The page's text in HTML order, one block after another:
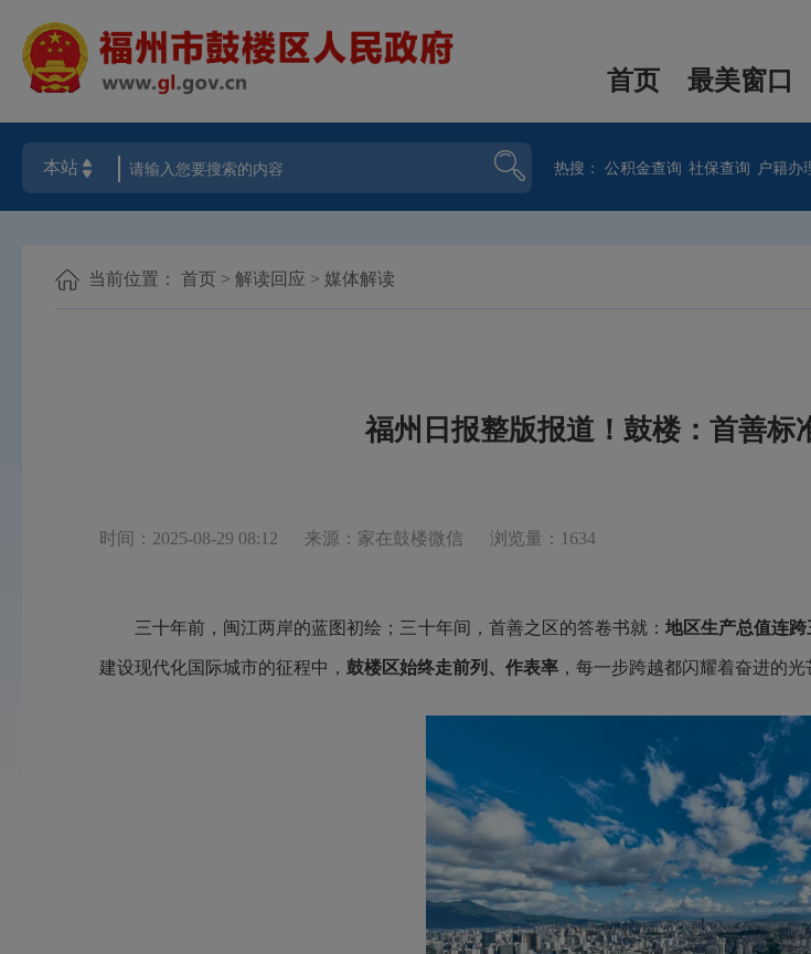
首页 最美窗口
热搜：公积金查询 社保查询 户籍办
当前位置： 首页 > 解读回应 > 媒体解读
福州日报整版报道！鼓楼：首善标
时间：2025-08-29 08:12 来源：家在鼓楼微信 浏览量：1634
三十年前，闽江两岸的蓝图初绘；三十年间，首善之区的答卷书就： 地区生产总值连
建设现代化国际城市的征程中， 鼓楼区始终走前列、作表率 ，每一步跨越都闪耀着奋进的